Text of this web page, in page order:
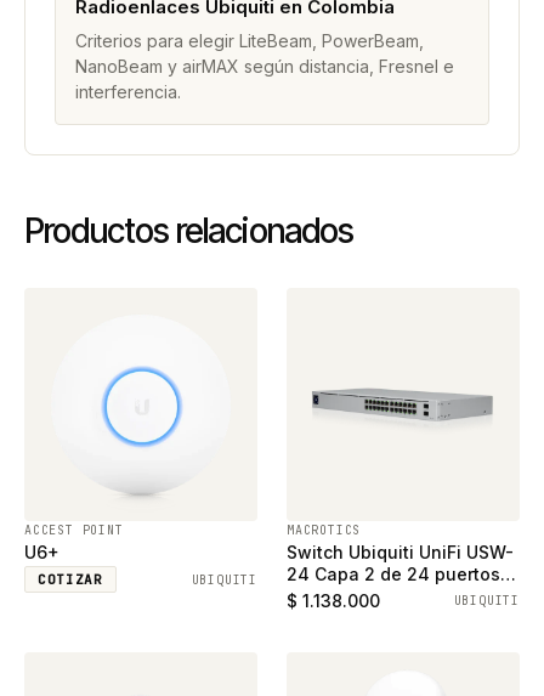
Radioenlaces Ubiquiti en Colombia
Criterios para elegir LiteBeam, PowerBeam,
NanoBeam y airMAX según distancia, Fresnel e
interferencia.
Productos relacionados
ACCEST POINT
U6+
COTIZAR UBIQUITI
MACROTICS
Switch Ubiquiti UniFi USW-
24 Capa 2 de 24 puertos
ethernet gigabit y 2
$ 1.138.000 UBIQUITI